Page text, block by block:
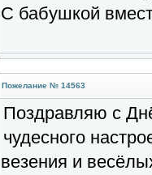
С бабушкой
Пожелание № 14563
Поздравляю с
чудесного
везения и